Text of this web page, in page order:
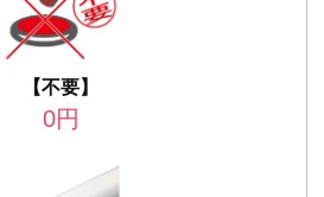
【不要】
0円